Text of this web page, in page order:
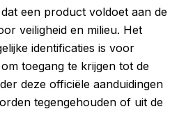
een product voldoet aan de
veiligheid en milieu. Het
identificaties is voor
toegang te krijgen tot de
deze officiële aanduidingen
tegengehouden of uit de